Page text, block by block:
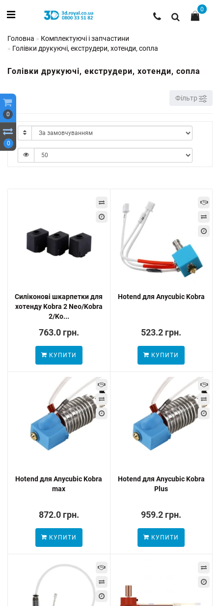
0
0
0
Головна
Комплектуючі і запчастини
Голівки друкуючі, екструдери, хотенди, сопла
Голівки друкуючі, екструдери, хотенди, сопла
Фільтр
Cиліконові шкарпетки для
хотенду Kobra 2 Neo/Kobra
2/Ko...
763.0 грн.
КУПИТИ
Hotend для Anycubic Kobra
523.2 грн.
КУПИТИ
Hotend для Anycubic Kobra
max
872.0 грн.
КУПИТИ
Hotend для Anycubic Kobra
Plus
959.2 грн.
КУПИТИ